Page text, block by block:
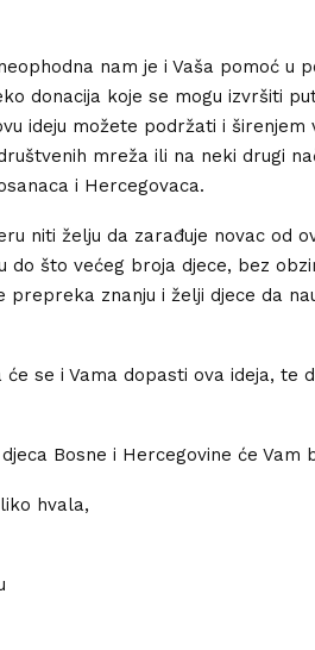
nam je i Vaša pomoć u
donacija koje se mogu izvršiti
ideju možete podržati i širenjem
mreža ili na neki drugi
i Hercegovaca.
niti želju da zarađuje novac od
do što većeg broja djece, bez
prepreka znanju i želji djece da
će se i Vama dopasti ova ideja, te
Bosne i Hercegovine će Vam
hvala,